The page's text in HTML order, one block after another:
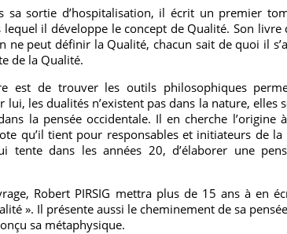
sa sortie d’hospitalisation, il écrit un premier
lequel il développe le concept de Qualité. Son
ne peut définir la Qualité, chacun sait de quoi il
de la Qualité.
est de trouver les outils philosophiques
les dualités n’existent pas dans la nature, elles
la pensée occidentale. Il en cherche
qu’il tient pour responsables et initiateurs de
tente dans les années 20, d’élaborer une
Robert PIRSIG mettra plus de 15 ans à en
». Il présente aussi le cheminement de sa
sa métaphysique.